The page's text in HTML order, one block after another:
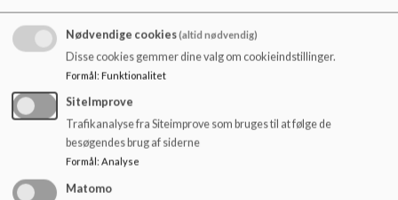
Ordensreglerne bygger på skolens værdigrundlag (se
hjemmesiden) samt ”Bekendtgørelse om fremme af god
orden i folkeskolen”. Ordensreglerne er desuden i tråd med
skolens antimobbestrategi samt retningslinjer for
medarbejdere omkring registrering af vold, trusler og
chikane.
Vedtaget i skolebestyrelsen 30. august 2023
Bilag til Ordensregler på Skovvangskolen
Nødvendige cookies(altid nødvendig)
Disse cookies gemmer dine valg om cookieindstillinger.
Formål: Funktionalitet
SiteImprove
Trafikanalyse fra Siteimprove som bruges til at følge de
besøgendes brug af siderne
Formål : Analyse
Matomo